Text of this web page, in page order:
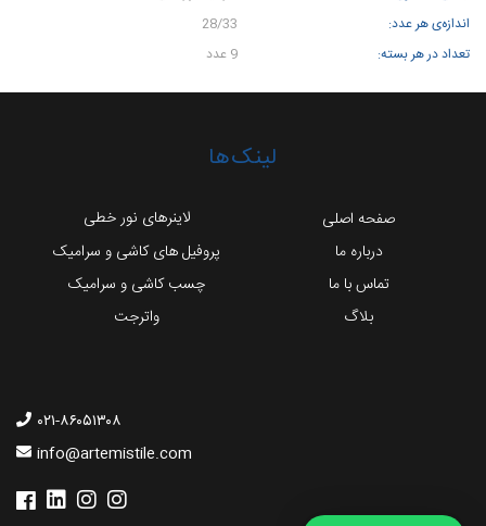
اندازه‌ی هر عدد:
28/33
تعداد در هر بسته:
9 عدد
لینک‌ها
صفحه اصلی
لاینرهای نور خطی
درباره ما
پروفیل های کاشی و سرامیک
تماس با ما
چسب کاشی و سرامیک
بلاگ
واترجت
۰۲۱-۸۶۰۵۱۳۰۸
info@artemistile.com